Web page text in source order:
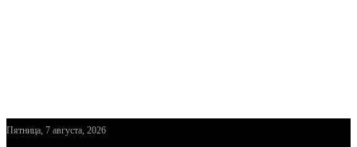
Пятница, 7 августа, 2026